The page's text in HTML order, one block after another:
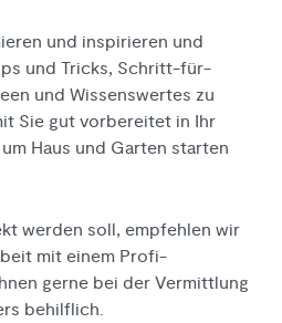
und inspirieren und
und Tricks, Schritt-für-
und Wissenswertes zu
Sie gut vorbereitet in Ihr
Haus und Garten starten
werden soll, empfehlen wir
mit einem Profi-
gerne bei der Vermittlung
behilflich.